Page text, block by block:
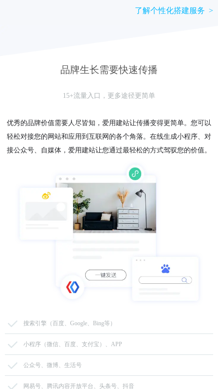
了解个性化搭建服务 >
品牌生长需要快速传播
15+流量入口，更多途径更简单
优秀的品牌价值需要人尽皆知，爱用建站让传播变得更简单。您可以
轻松对接您的网站和应用到互联网的各个角落。在线生成小程序、对
接公众号、自媒体，爱用建站让您通过最轻松的方式驾驭您的价值。
搜索引擎（百度、Google、Bing等）
小程序（微信、百度、支付宝）、APP
公众号、微博、生活号
网易号、腾讯内容开放平台、头条号、抖音